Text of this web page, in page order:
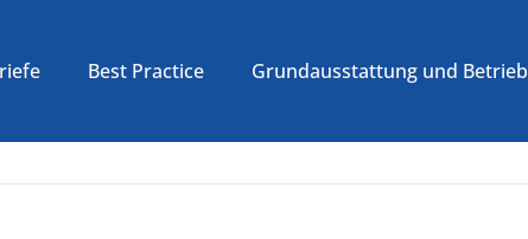
Best Practice Grundausstattung und Betrieb